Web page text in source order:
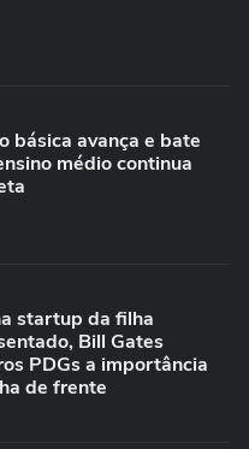
básica avança e bate
médio continua
startup da filha
Bill Gates
PDGs a importância
de frente